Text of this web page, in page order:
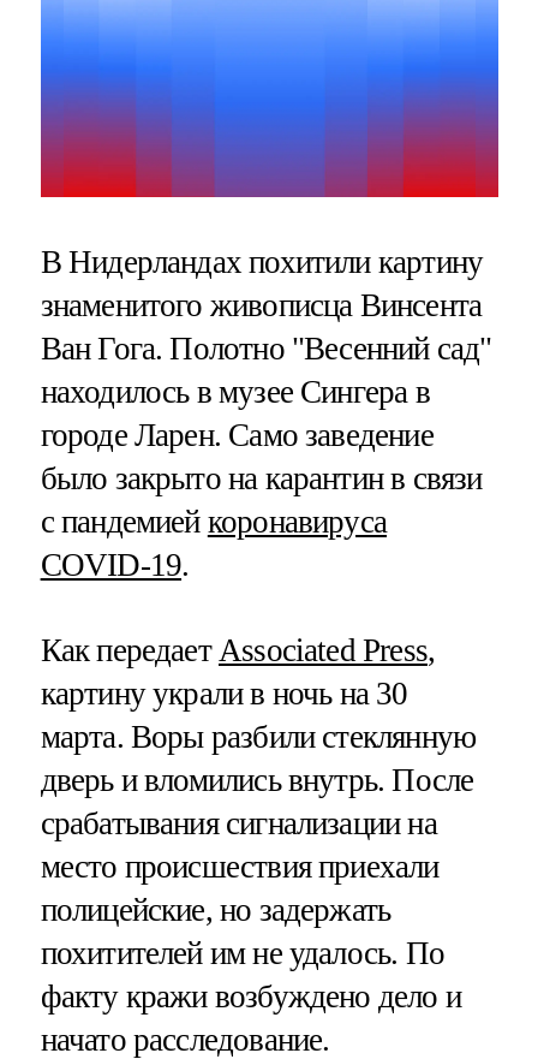
В Нидерландах похитили картину
знаменитого живописца Винсента
Ван Гога. Полотно "Весенний сад"
находилось в музее Сингера в
городе Ларен. Само заведение
было закрыто на карантин в связи
с пандемией коронавируса
COVID-19.
Как передает Associated Press,
картину украли в ночь на 30
марта. Воры разбили стеклянную
дверь и вломились внутрь. После
срабатывания сигнализации на
место происшествия приехали
полицейские, но задержать
похитителей им не удалось. По
факту кражи возбуждено дело и
начато расследование.